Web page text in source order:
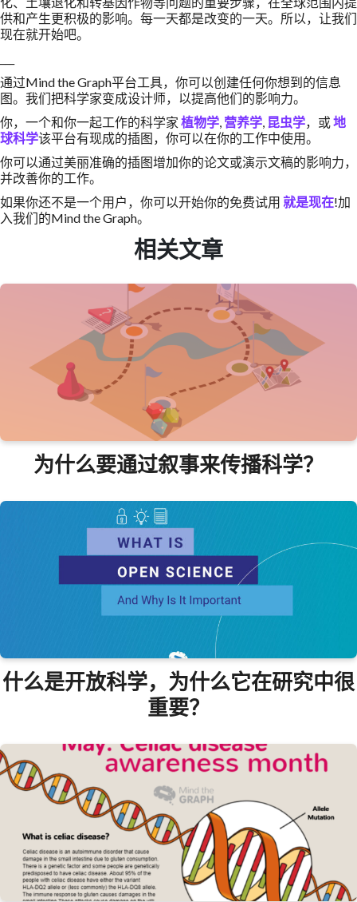
供和产生更积极的影响。每一天都是改变的一天。所以，让我们
现在就开始吧。
通过Mind the Graph平台工具，你可以创建任何你想到的信息
图。我们把科学家变成设计师，以提高他们的影响力。
你，一个和你一起工作的科学家 植物学, 营养学, 昆虫学，或地
球科学该平台有现成的插图，你可以在你的工作中使用。
你可以通过美丽准确的插图增加你的论文或演示文稿的影响力，
并改善你的工作。
如果你还不是一个用户，你可以开始你的免费试用 就是现在!加
入我们的Mind the Graph。
相关文章
为什么要通过叙事来传播科学？
什么是开放科学，为什么它在研究中很
重要？